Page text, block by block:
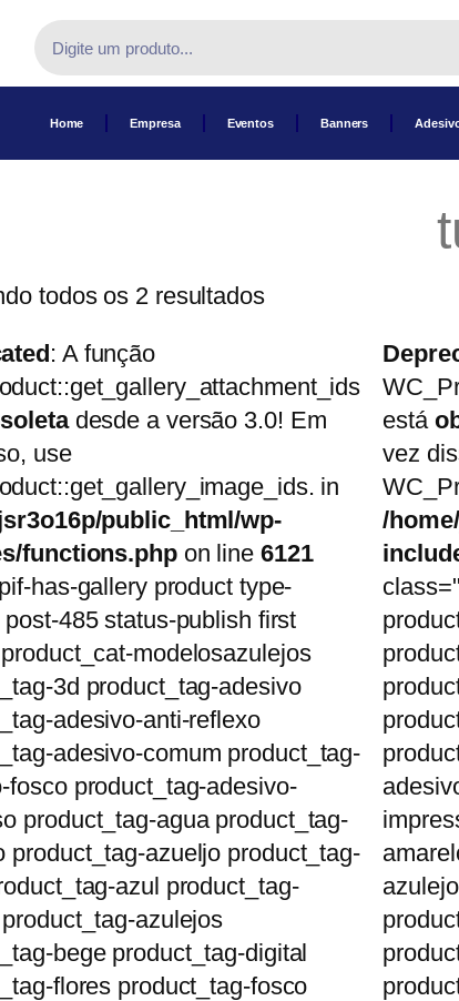
Home Empresa Eventos Banners
todos os 2 resultados
: A função
desde a versão 3.0! Em
use
in
public_html/wp-
functions.phpon line 6121
has-gallery product type-
post-485 status-publish first
modelosazulejos
3d product_tag-adesivo
adesivo-anti-reflexo
adesivo-comum product_tag-
fosco product_tag-adesivo-
product_tag-agua product_tag-
product_tag-azueljo product_tag-
azul product_tag-
azulejos
bege product_tag-digital
flores product_tag-fosco
está
vez
/